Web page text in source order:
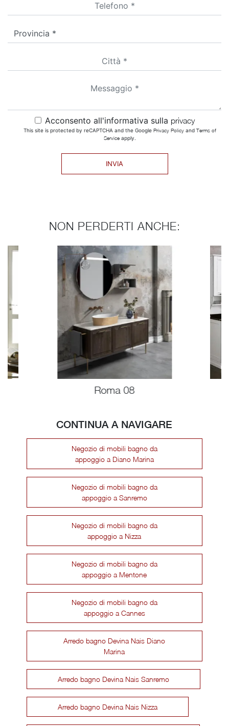
Acconsento all'informativa sulla privacy
This site is protected by reCAPTCHA and the Google Privacy Policyand Terms of
Serviceapply.
INVIA
NON PERDERTI ANCHE:
Roma 08
CONTINUA A NAVIGARE
Negozio di mobili bagno da
appoggio a Diano Marina
Negozio di mobili bagno da
appoggio a Sanremo
Negozio di mobili bagno da
appoggio a Nizza
Negozio di mobili bagno da
appoggio a Mentone
Negozio di mobili bagno da
appoggio a Cannes
Arredo bagno Devina Nais Diano
Marina
Arredo bagno Devina Nais Sanremo
Arredo bagno Devina Nais Nizza